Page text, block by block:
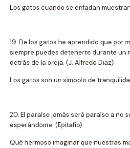
Los gatos cuando se enfadan
19. De los gatos he aprendido que por
siempre puedes detenerte durante un
detrás de la oreja. (J. Alfredo Diaz)
Los gatos son un símbolo de
20. El paraíso jamás será paraíso a no
esperándome. (Epitafio)
Qué hermoso imaginar que nuestras